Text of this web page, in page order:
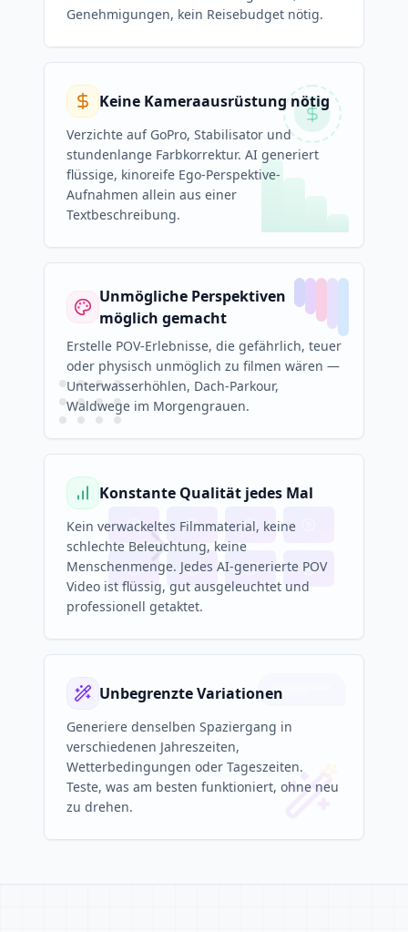
Genehmigungen, kein Reisebudget nötig.
Keine Kameraausrüstung nötig
Verzichte auf GoPro, Stabilisator und
stundenlange Farbkorrektur. AI generiert
flüssige, kinoreife Ego-Perspektive-
Aufnahmen allein aus einer
Textbeschreibung.
Unmögliche Perspektiven
möglich gemacht
Erstelle POV-Erlebnisse, die gefährlich, teuer
oder physisch unmöglich zu filmen wären —
Unterwasserhöhlen, Dach-Parkour,
Waldwege im Morgengrauen.
Konstante Qualität jedes Mal
Kein verwackeltes Filmmaterial, keine
schlechte Beleuchtung, keine
Menschenmenge. Jedes AI-generierte POV
Video ist flüssig, gut ausgeleuchtet und
professionell getaktet.
Unbegrenzte Variationen
Generiere denselben Spaziergang in
verschiedenen Jahreszeiten,
Wetterbedingungen oder Tageszeiten.
Teste, was am besten funktioniert, ohne neu
zu drehen.